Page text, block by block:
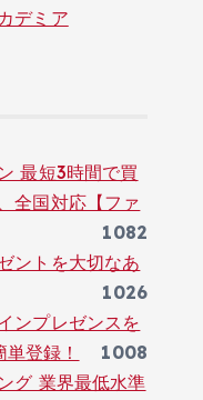
デミア
最短3時間で買
全国対応【ファ
1082
ントを大切なあ
1026
ンプレゼンスを
登録！
1008
グ 業界最低水準